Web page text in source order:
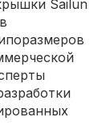
Sailun